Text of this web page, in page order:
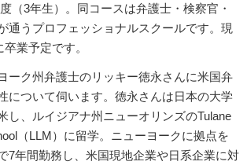
（3年生）。同コースは弁護士・検察官・
通うプロフェッショナルスクールです。現
業予定です。
ーク州弁護士のリッキー徳永さんに米国弁
について伺います。徳永さんは日本の大学
し、ルイジアナ州ニューオリンズのTulane
（LLM）に留学。ニューヨークに拠点を
7年間勤務し、米国現地企業や日系企業に対